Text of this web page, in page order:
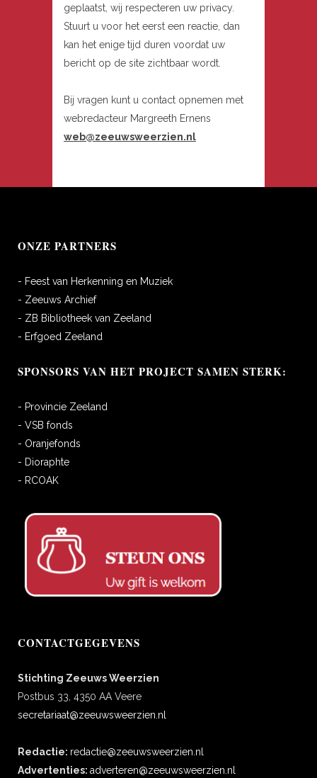
geplaatst, wij respecteren uw privacy.
Stuurt u voor het eerst een reactie, dan
kan het enige tijd duren voordat uw
bericht op de site zichtbaar wordt.
Bij vragen kunt u contact opnemen met
webredacteur Margreeth Ernens
web@zeeuwsweerzien.nl
ONZE PARTNERS
- Feest van Herkenning en Muziek
- Zeeuws Archief
- ZB Bibliotheek van Zeeland
- Erfgoed Zeeland
SPONSORS VAN HET PROJECT SAMEN STERK:
- Provincie Zeeland
- VSB fonds
- Oranjefonds
- Dioraphte
- RCOAK
CONTACTGEGEVENS
Stichting Zeeuws Weerzien
Postbus 33, 4350 AA Veere
secretariaat@zeeuwsweerzien.nl
Redactie: redactie@zeeuwsweerzien.nl
Advertenties: adverteren@zeeuwsweerzien.nl